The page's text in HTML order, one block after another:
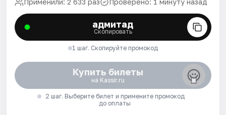
адмитад
Скопировать
1 шаг. Скопируйте промокод
Купить билеты
на Kassir.ru
2 шаг. Выберите билет и примените промокод
до оплаты